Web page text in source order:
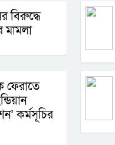
বিরুদ্ধে
মামলা
ফেরাতে
কর্মসূচির